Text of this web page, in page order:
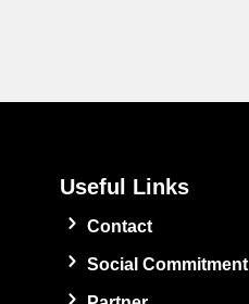
Useful Links
Contact
Social Commitment